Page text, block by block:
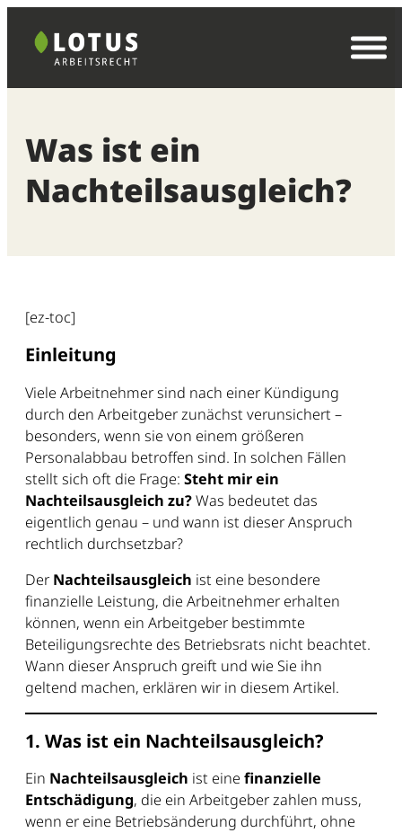
Inhalt
springen
Was ist ein
Nachteilsausgleich?
[ez-toc]
Einleitung
Viele Arbeitnehmer sind nach einer Kündigung
durch den Arbeitgeber zunächst verunsichert –
besonders, wenn sie von einem größeren
Personalabbau betroffen sind. In solchen Fällen
stellt sich oft die Frage: Steht mir ein
Nachteilsausgleich zu?Was bedeutet das
eigentlich genau – und wann ist dieser Anspruch
rechtlich durchsetzbar?
Der Nachteilsausgleich ist eine besondere
finanzielle Leistung, die Arbeitnehmer erhalten
können, wenn ein Arbeitgeber bestimmte
Beteiligungsrechte des Betriebsrats nicht beachtet.
Wann dieser Anspruch greift und wie Sie ihn
geltend machen, erklären wir in diesem Artikel.
1. Was ist ein Nachteilsausgleich?
Ein Nachteilsausgleich ist eine finanzielle
Entschädigung, die ein Arbeitgeber zahlen muss,
wenn er eine Betriebsänderung durchführt, ohne